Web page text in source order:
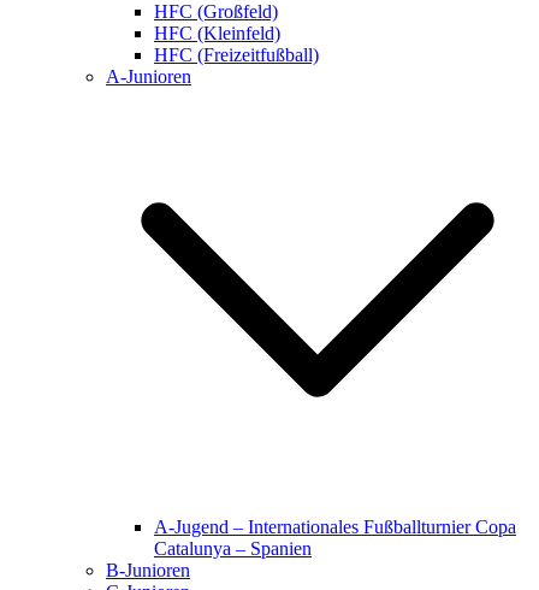
HFC (Großfeld)
HFC (Kleinfeld)
HFC (Freizeitfußball)
A-Junioren
A-Jugend – Internationales Fußballturnier Copa
Catalunya – Spanien
B-Junioren